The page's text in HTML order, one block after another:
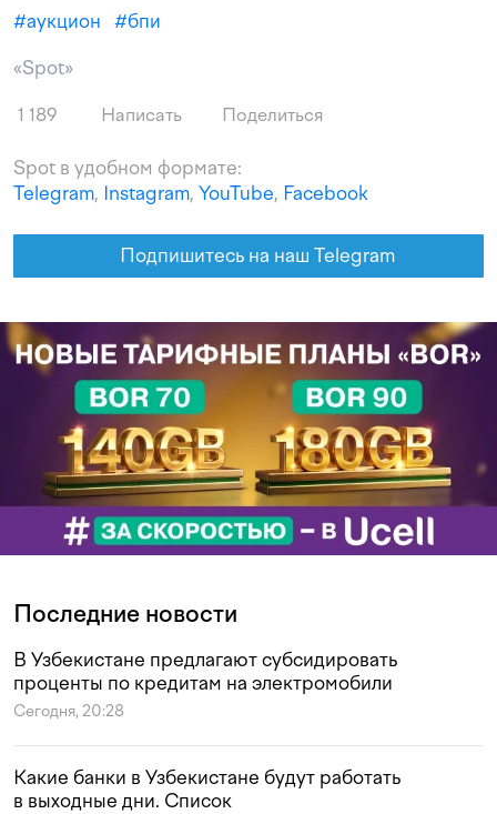
#аукцион #бпи
«Spot»
1 189 Написать Поделиться
Spot в удобном формате:
Telegram, Instagram, YouTube, Facebook
Подпишитесь на наш Telegram
Последние новости
В Узбекистане предлагают субсидировать
проценты по кредитам на электромобили
Сегодня, 20:28
Какие банки в Узбекистане будут работать
в выходные дни. Список